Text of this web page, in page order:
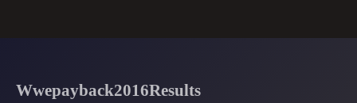
Wwepayback2016Results